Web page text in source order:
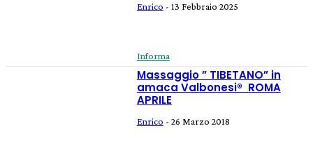
Enrico - 13 Febbraio 2025
Informa
Massaggio ” TIBETANO” in
amaca Valbonesi® ROMA
APRILE
Enrico - 26 Marzo 2018